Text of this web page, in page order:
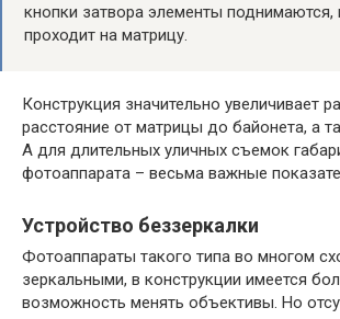
кнопки затвора элементы поднимаются,
проходит на матрицу.
Конструкция значительно увеличивает
расстояние от матрицы до байонета, а
А для длительных уличных съемок
фотоаппарата – весьма важные
Устройство беззеркалки
Фотоаппараты такого типа во многом
зеркальными, в конструкции имеется
возможность менять объективы. Но